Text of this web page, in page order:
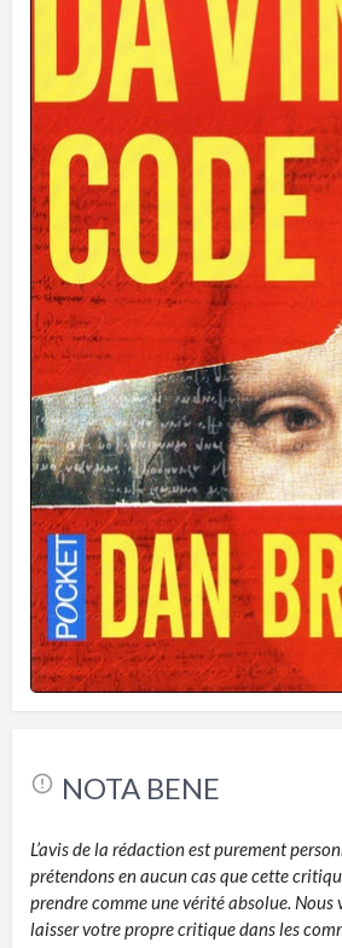
NOTA BENE
L’avis de la rédaction est purement
prétendons en aucun cas que cette
prendre comme une vérité absolue. Nous
laisser votre propre critique dans les